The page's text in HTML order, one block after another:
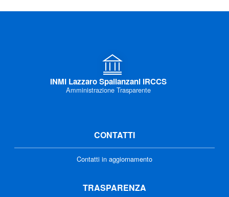
INMI Lazzaro Spallanzani IRCCS
Amministrazione Trasparente
CONTATTI
Contatti in aggiornamento
TRASPARENZA